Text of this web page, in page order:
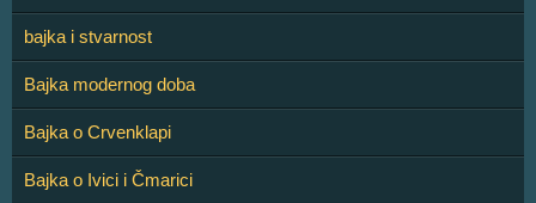
bajka i stvarnost
Bajka modernog doba
Bajka o Crvenklapi
Bajka o Ivici i Čmarici